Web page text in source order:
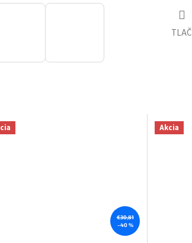
TLAČ
€30,81
–40 %
Akcia